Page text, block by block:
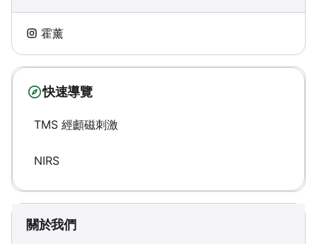
霍薰
快速導覽
TMS 經顱磁刺激
NIRS
關於我們